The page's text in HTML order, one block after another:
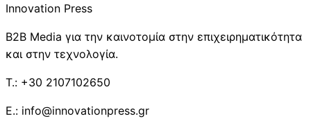
Innovation Press
B2B Media για την καινοτομία στην επιχειρηματικότητα
και στην τεχνολογία.
T.: +30 2107102650
E.: info@innovationpress.gr